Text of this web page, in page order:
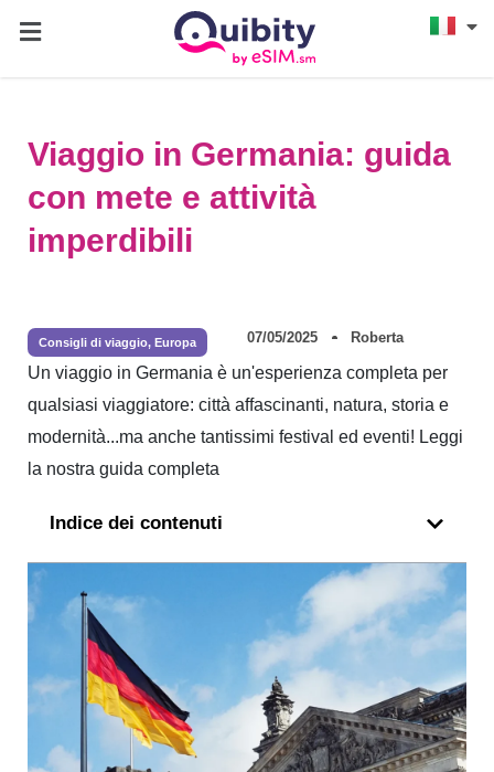
Viaggio in Germania: guida
con mete e attività
imperdibili
Consigli di viaggio, Europa 07/05/2025 Roberta
Un viaggio in Germania è un'esperienza completa per
qualsiasi viaggiatore: città affascinanti, natura, storia e
modernità...ma anche tantissimi festival ed eventi! Leggi
la nostra guida completa
Indice dei contenuti